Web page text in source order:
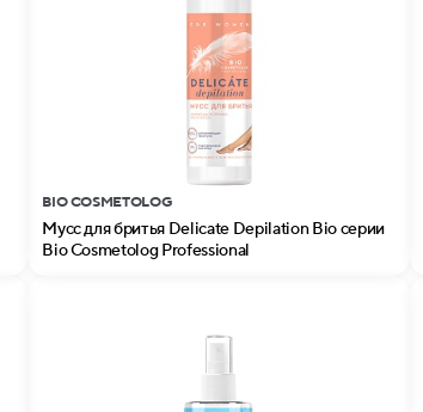
BIO COSMETOLOG
Мусс для бритья Delicate Depilation Bio серии
Bio Cosmetolog Professional